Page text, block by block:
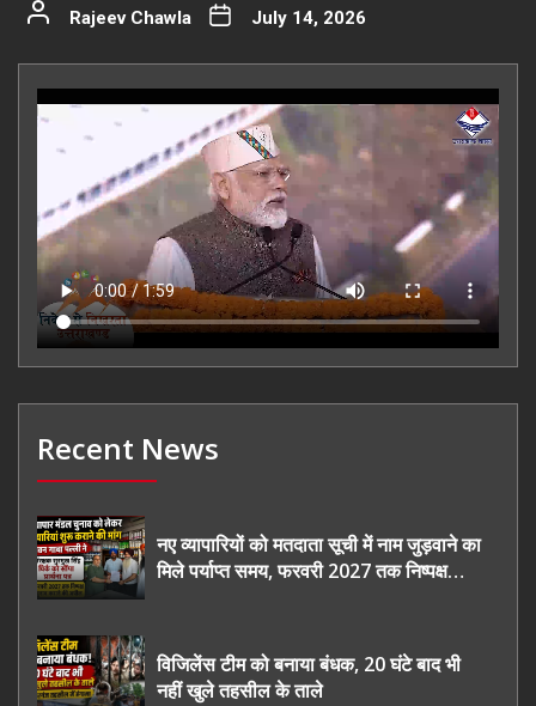
Rajeev Chawla July 14, 2026
Recent News
नए व्यापारियों को मतदाता सूची में नाम जुड़वाने का
मिले पर्याप्त समय, फरवरी 2027 तक निष्पक्ष
विजिलेंस टीम को बनाया बंधक, 20 घंटे बाद भी
नहीं खुले तहसील के ताले